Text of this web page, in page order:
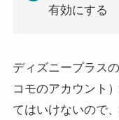
有効にする
ディズニープラス
コモのアカウント
てはいけないので